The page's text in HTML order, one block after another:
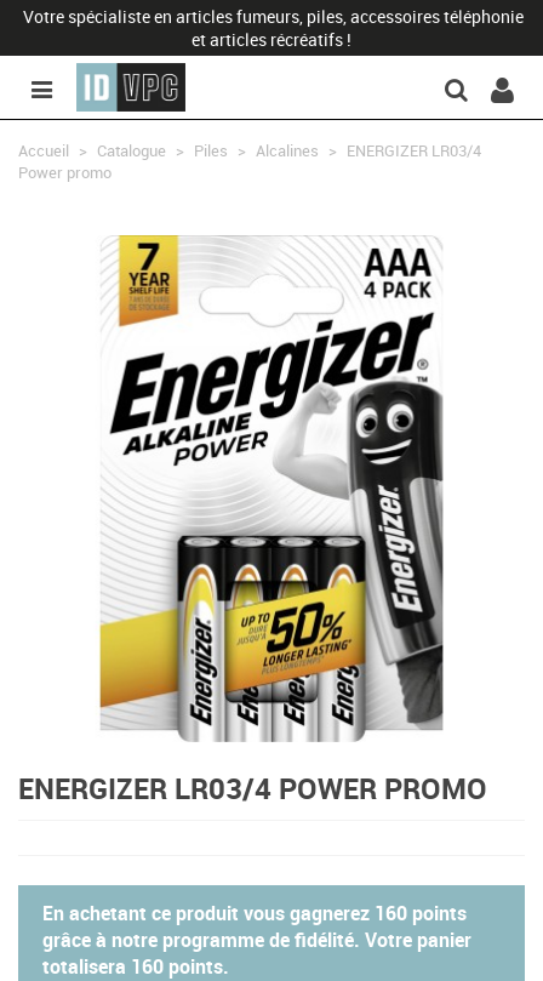
Votre spécialiste en articles fumeurs, piles, accessoires téléphonie
et articles récréatifs !
Accueil > Catalogue > Piles > Alcalines > ENERGIZER LR03/4
Power promo
ENERGIZER LR03/4 POWER PROMO
En achetant ce produit vous gagnerez 160 points
grâce à notre programme de fidélité. Votre panier
totalisera 160 points.